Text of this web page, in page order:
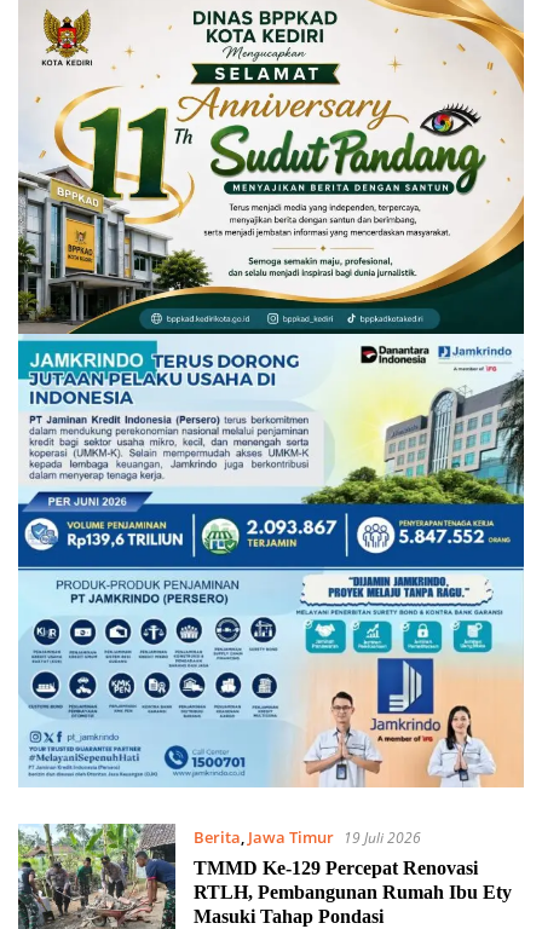
Berita, Jawa Timur
19 Juli 2026
TMMD Ke-129 Percepat Renovasi
RTLH, Pembangunan Rumah Ibu Ety
Masuki Tahap Pondasi